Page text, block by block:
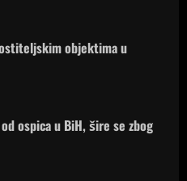
objektima u
ospica u BiH, šire se zbog